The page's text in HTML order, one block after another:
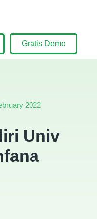
Gratis Demo
2022
Univ